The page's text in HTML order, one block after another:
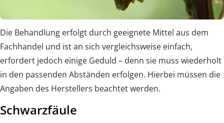
Die Behandlung erfolgt durch geeignete Mittel aus dem
Fachhandel und ist an sich vergleichsweise einfach,
erfordert jedoch einige Geduld – denn sie muss wiederholt
in den passenden Abständen erfolgen. Hierbei müssen die
Angaben des Herstellers beachtet werden.
Schwarzfäule